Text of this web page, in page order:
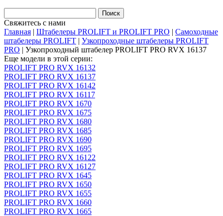
Свяжитесь с нами
Главная | Штабелеры PROLIFT и PROLIFT PRO | Самоходные
штабелеры PROLIFT | Узкопроходные штабелеры PROLIFT
PRO | Узкопроходный штабелер PROLIFT PRO RVX 16137
Еще модели в этой серии:
PROLIFT PRO RVX 16132
PROLIFT PRO RVX 16137
PROLIFT PRO RVX 16142
PROLIFT PRO RVX 16117
PROLIFT PRO RVX 1670
PROLIFT PRO RVX 1675
PROLIFT PRO RVX 1680
PROLIFT PRO RVX 1685
PROLIFT PRO RVX 1690
PROLIFT PRO RVX 1695
PROLIFT PRO RVX 16122
PROLIFT PRO RVX 16127
PROLIFT PRO RVX 1645
PROLIFT PRO RVX 1650
PROLIFT PRO RVX 1655
PROLIFT PRO RVX 1660
PROLIFT PRO RVX 1665